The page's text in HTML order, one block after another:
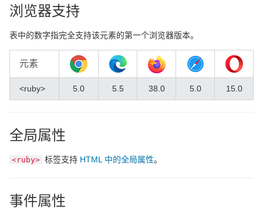
浏览器支持
表中的数字指完全支持该元素的第一个浏览器版本。
元素
<ruby> 5.0 5.5 38.0 5.0 15.0
全局属性
<ruby> 标签支持 HTML 中的全局属性。
事件属性